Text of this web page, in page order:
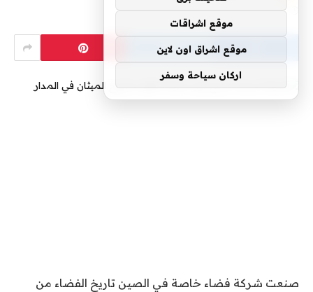
3 دقائق
صنعت شركة فضاء خاصة في الصين تاريخ الفضاء من
موقع اشراقات
موقع اشراق اون لاين
اركان سياحة وسفر